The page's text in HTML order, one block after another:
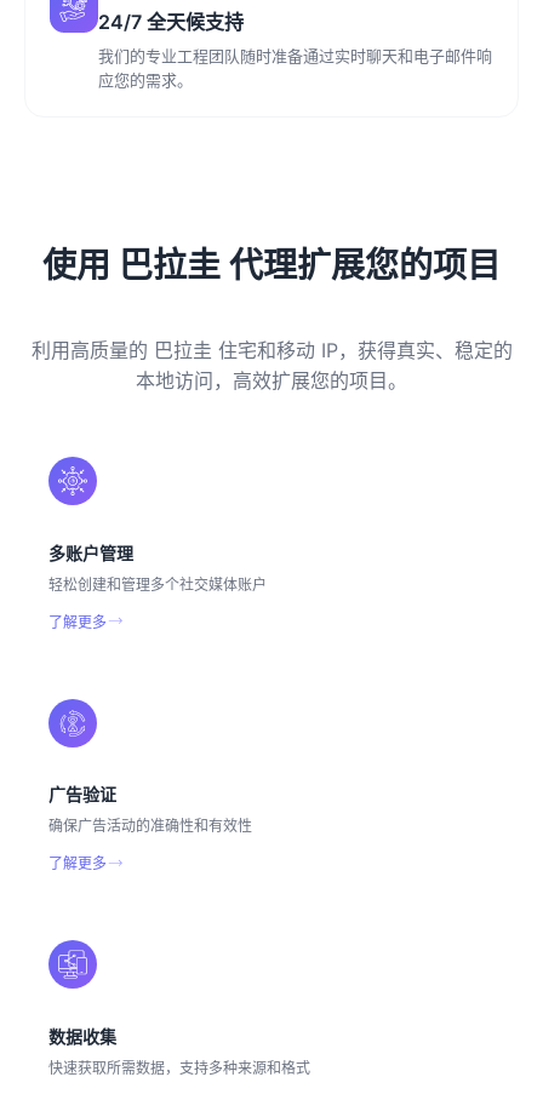
24/7 全天候支持
我们的专业工程团队随时准备通过实时聊天和电子邮件响
应您的需求。
使用 巴拉圭 代理扩展您的项目
利用高质量的 巴拉圭 住宅和移动 IP，获得真实、稳定的
本地访问，高效扩展您的项目。
多账户管理
轻松创建和管理多个社交媒体账户
了解更多
广告验证
确保广告活动的准确性和有效性
了解更多
数据收集
快速获取所需数据，支持多种来源和格式